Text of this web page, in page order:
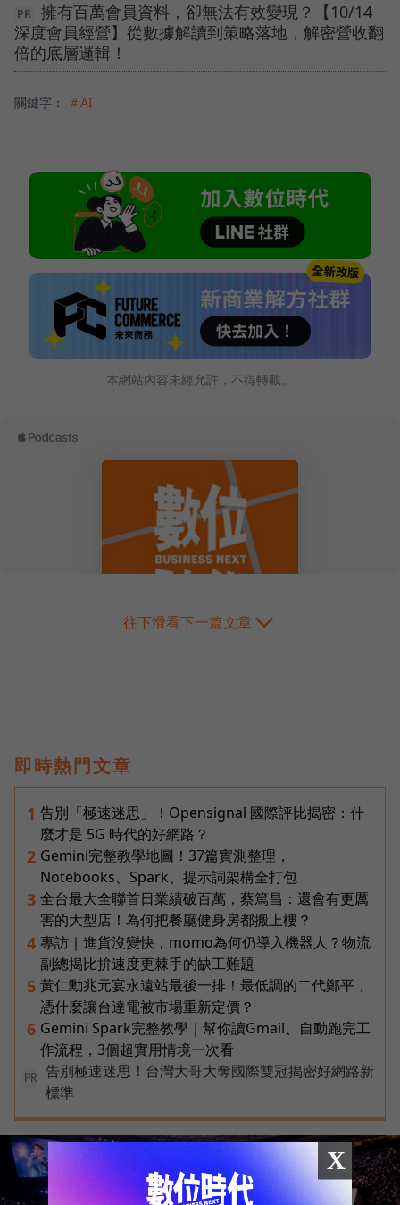
擁有百萬會員資料，卻無法有效變現？【10/14
深度會員經營】從數據解讀到策略落地，解密營收翻
倍的底層邏輯！
關鍵字： ＃AI
本網站內容未經允許，不得轉載。
往下滑看下一篇文章
即時熱門文章
1 告別「極速迷思」！Opensignal 國際評比揭密：什
麼才是 5G 時代的好網路？
2 Gemini完整教學地圖！37篇實測整理，
Notebooks、Spark、提示詞架構全打包
3 全台最大全聯首日業績破百萬，蔡篤昌：還會有更厲
害的大型店！為何把餐廳健身房都搬上樓？
4 專訪｜進貨沒變快，momo為何仍導入機器人？物流
副總揭比拚速度更棘手的缺工難題
5 黃仁勳兆元宴永遠站最後一排！最低調的二代鄭平，
憑什麼讓台達電被市場重新定價？
6 Gemini Spark完整教學｜幫你讀Gmail、自動跑完工
作流程，3個超實用情境一次看
PR
告別極速迷思！台灣大哥大奪國際雙冠揭密好網路新
標準
X